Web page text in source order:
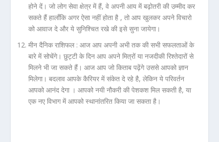
होने दें। जो लोग सेवा क्षेत्र में हैं, वे अपनी आय में बढ़ोतरी की उम्मीद कर
सकते हैं हालाँकि अगर ऐसा नहीं होता है , तो आप खुलकर अपने विचारो
को आवाज दे और ये सुनिश्चित रखे की इसे सुना जायेगा।
मीन दैनिक राशिफल :आज आप अपनी अभी तक की सभी सफलताओं के
बारे में सोचेंगे। छुट्टी के दिन आप अपने मित्रों या नजदीकी रिश्तेदारों से
मिलने भी जा सकते हैं। आज आप जो किताब पढ़ेंगे उससे आपको ज्ञान
मिलेगा। बदलाव आपके कैरियर में संकेत दे रहे है, लेकिन ये परिवर्तन
आपको आनंद देगा । आपको नयी नौकरी की पेशकश मिल सकती है, या
एक नए विभाग में आपको स्थानांतरित किया जा सकता है।